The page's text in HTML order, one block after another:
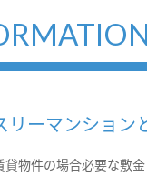
リーマンション
貸物件の場合必要な敷